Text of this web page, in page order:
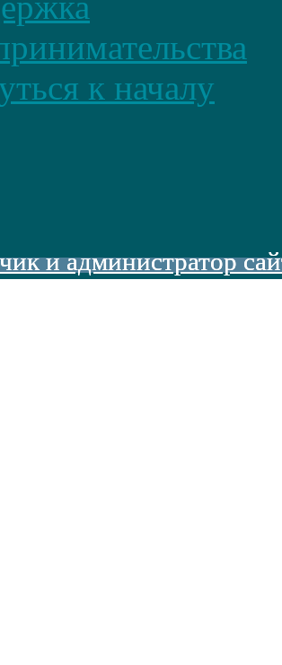
к началу
и администратор